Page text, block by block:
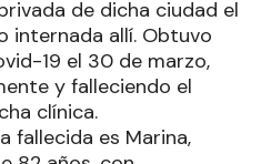
de dicha ciudad el
internada allí. Obtuvo
19 el 30 de marzo,
y falleciendo el
clínica.
fallecida es Marina,